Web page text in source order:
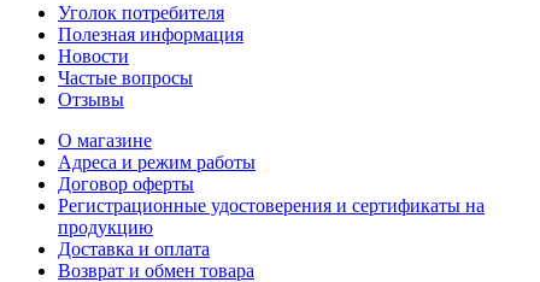
Уголок потребителя
Полезная информация
Новости
Частые вопросы
Отзывы
О магазине
Адреса и режим работы
Договор оферты
Регистрационные удостоверения и сертификаты на
продукцию
Доставка и оплата
Возврат и обмен товара